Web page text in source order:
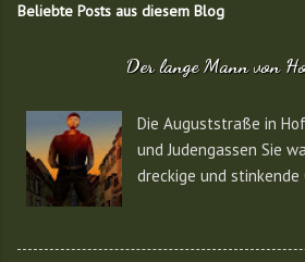
Beliebte Posts aus diesem Blog
Der lange Mann von
Die Auguststraße in
und Judengassen Sie
dreckige und stinkende
Seuchen hier ihren
starker Mann. Sein